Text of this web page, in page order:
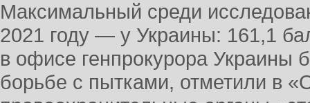
Максимальный среди
2021 году — у Украины: 161,1
в офисе генпрокурора Украины
борьбе с пытками, отметили в